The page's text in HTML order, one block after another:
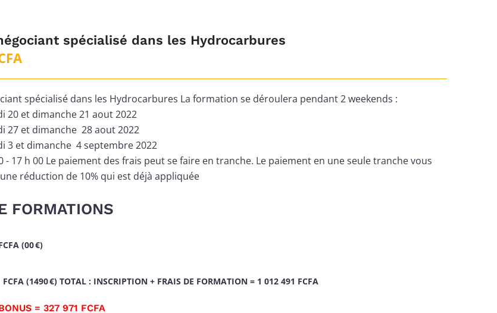
spécialisé dans les Hydrocarbures
spécialisé dans les Hydrocarbures La formation se déroulera pendant 2 weekends :
20 et dimanche 21 aout 2022
27 et dimanche 28 aout 2022
3 et dimanche 4 septembre 2022
- 17 h 00 Le paiement des frais peut se faire en tranche. Le paiement en une seule tranche vous
réduction de 10% qui est déjà appliquée
FORMATIONS
(00 €)
(1490 €) TOTAL : INSCRIPTION + FRAIS DE FORMATION = 1 012 491 FCFA
= 327 971 FCFA